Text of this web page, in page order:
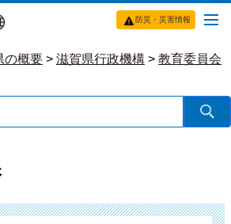
防災・災害情報
の概要 > 滋賀県行政機構 > 教育委員会